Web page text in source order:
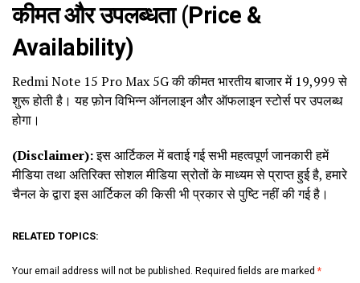
कीमत और उपलब्धता (Price &
Availability)
Redmi Note 15 Pro Max 5G की कीमत भारतीय बाजार में ₹19,999 से
शुरू होती है। यह फ़ोन विभिन्न ऑनलाइन और ऑफलाइन स्टोर्स पर उपलब्ध
होगा।
(Disclaimer):इस आर्टिकल में बताई गई सभी महत्वपूर्ण जानकारी हमें
मीडिया तथा अतिरिक्त सोशल मीडिया स्रोतों के माध्यम से प्राप्त हुई है, हमारे
चैनल के द्वारा इस आर्टिकल की किसी भी प्रकार से पुष्टि नहीं की गई है।
RELATED TOPICS:
Your email address will not be published. Required fields are marked *